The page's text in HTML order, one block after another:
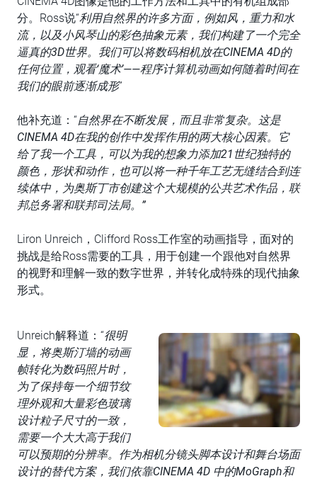
分。Ross说“利用自然界的许多方面，例如风，重力和水
流，以及小风琴山的彩色抽象元素，我们构建了一个完全
逼真的3D世界。我们可以将数码相机放在CINEMA 4D的
任何位置，观看‘魔术’——程序计算机动画如何随着时间在
我们的眼前逐渐成形”
他补充道：“自然界在不断发展，而且非常复杂。这是
CINEMA 4D在我的创作中发挥作用的两大核心因素。它
给了我一个工具，可以为我的想象力添加21世纪独特的
颜色，形状和动作，也可以将一种千年工艺无缝结合到连
续体中，为奥斯丁市创建这个大规模的公共艺术作品，联
邦总务署和联邦司法局。”
Liron Unreich，Clifford Ross工作室的动画指导，面对的
挑战是给Ross需要的工具，用于创建一个跟他对自然界
的视野和理解一致的数字世界，并转化成特殊的现代抽象
形式。
Unreich解释道：“很明
显，将奥斯汀墙的动画
帧转化为数码照片时，
为了保持每一个细节纹
理外观和大量彩色玻璃
设计粒子尺寸的一致，
需要一个大大高于我们
可以预期的分辨率。作为相机分镜头脚本设计和舞台场面
设计的替代方案，我们依靠CINEMA 4D 中的MoGraph和